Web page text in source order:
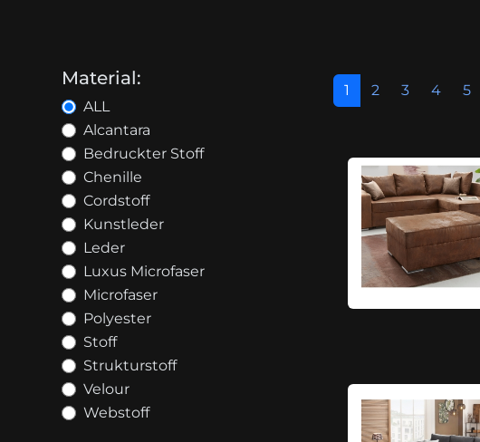
Material:
ALL
Alcantara
Bedruckter Stoff
Chenille
Cordstoff
Kunstleder
Leder
Luxus Microfaser
Microfaser
Polyester
Stoff
Strukturstoff
Velour
Webstoff
1 2 3 4 5